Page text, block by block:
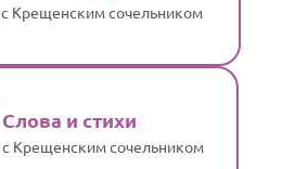
с Крещенским сочельником
Слова и стихи
с Крещенским сочельником